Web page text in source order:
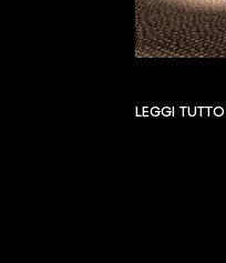
LEGGI TUTTO